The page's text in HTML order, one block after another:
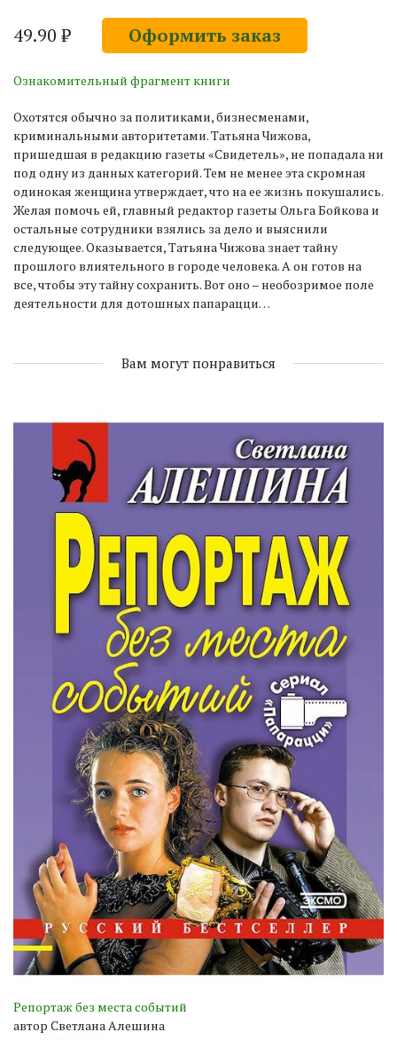
49.90 ₽ Оформить заказ
Ознакомительный фрагмент книги
Охотятся обычно за политиками, бизнесменами,
криминальными авторитетами. Татьяна Чижова,
пришедшая в редакцию газеты «Свидетель», не попадала ни
под одну из данных категорий. Тем не менее эта скромная
одинокая женщина утверждает, что на ее жизнь покушались.
Желая помочь ей, главный редактор газеты Ольга Бойкова и
остальные сотрудники взялись за дело и выяснили
следующее. Оказывается, Татьяна Чижова знает тайну
прошлого влиятельного в городе человека. А он готов на
все, чтобы эту тайну сохранить. Вот оно – необозримое поле
деятельности для дотошных папарацци…
Вам могут понравиться
Репортаж без места событий
автор Светлана Алешина